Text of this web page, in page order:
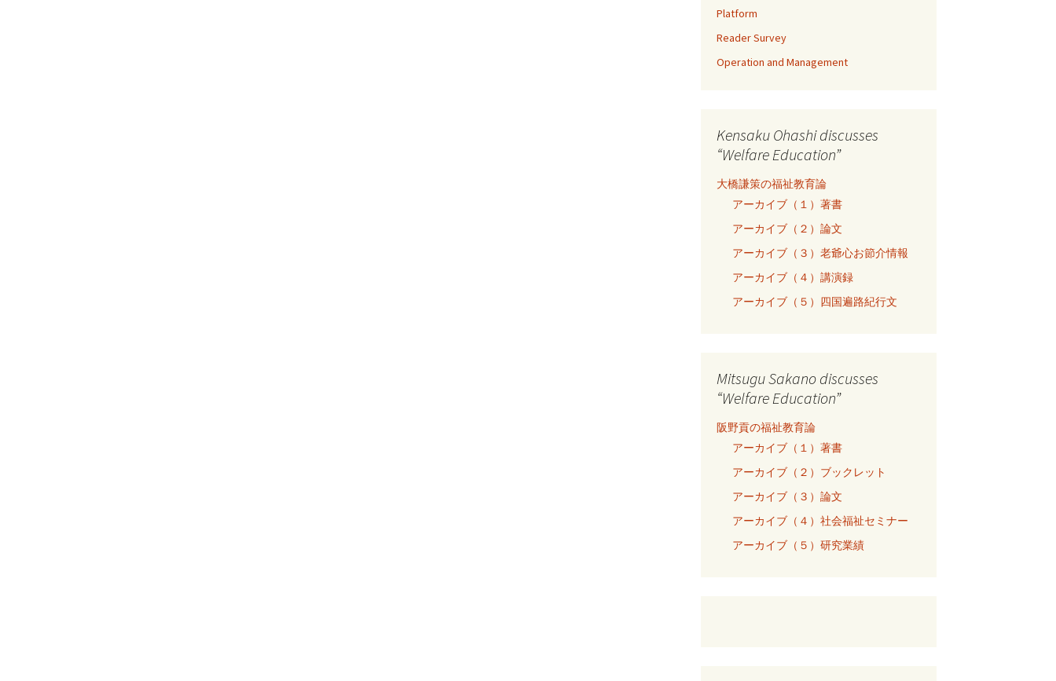
Platform
Reader Survey
Operation and Management
Kensaku Ohashi discusses
“Welfare Education”
大橋謙策の福祉教育論
アーカイブ（１）著書
アーカイブ（２）論文
アーカイブ（３）老爺心お節介情報
アーカイブ（４）講演録
アーカイブ（５）四国遍路紀行文
Mitsugu Sakano discusses
“Welfare Education”
阪野貢の福祉教育論
アーカイブ（１）著書
アーカイブ（２）ブックレット
アーカイブ（３）論文
アーカイブ（４）社会福祉セミナー
アーカイブ（５）研究業績